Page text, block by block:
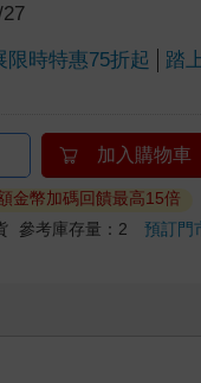
限時特惠75折起 踏
加入購物車
金幣加碼回饋最高15倍
參考庫存量：2預訂門